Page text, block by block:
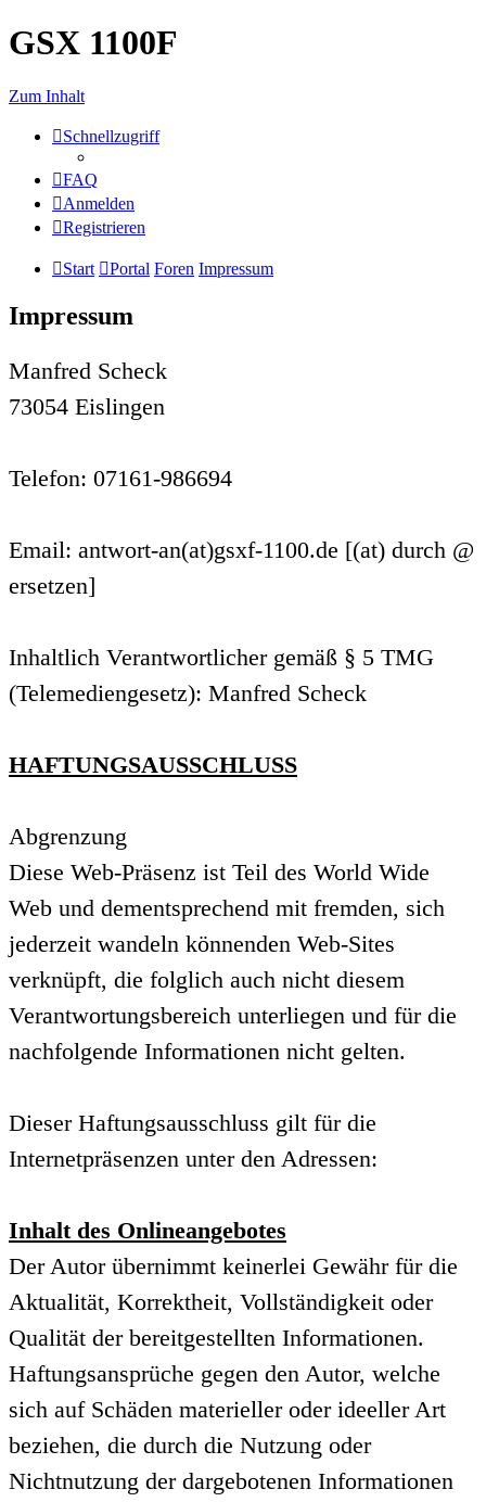
GSX 1100F
Zum Inhalt
Schnellzugriff
FAQ
Anmelden
Registrieren
Start Portal Foren Impressum
Impressum
Manfred Scheck
73054 Eislingen
Telefon: 07161-986694
Email: antwort-an(at)gsxf-1100.de [(at) durch @
ersetzen]
Inhaltlich Verantwortlicher gemäß § 5 TMG
(Telemediengesetz): Manfred Scheck
HAFTUNGSAUSSCHLUSS
Abgrenzung
Diese Web-Präsenz ist Teil des World Wide
Web und dementsprechend mit fremden, sich
jederzeit wandeln könnenden Web-Sites
verknüpft, die folglich auch nicht diesem
Verantwortungsbereich unterliegen und für die
nachfolgende Informationen nicht gelten.
Dieser Haftungsausschluss gilt für die
Internetpräsenzen unter den Adressen:
Inhalt des Onlineangebotes
Der Autor übernimmt keinerlei Gewähr für die
Aktualität, Korrektheit, Vollständigkeit oder
Qualität der bereitgestellten Informationen.
Haftungsansprüche gegen den Autor, welche
sich auf Schäden materieller oder ideeller Art
beziehen, die durch die Nutzung oder
Nichtnutzung der dargebotenen Informationen